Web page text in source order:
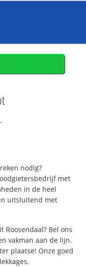
nodig?
met
in de heel
uitsluitend met
Bel ons
vakman aan de lijn.
plaatse! Onze goed